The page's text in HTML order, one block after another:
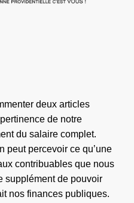
deux articles
de notre
du salaire complet.
peut percevoir ce qu’une
contribuables que nous
supplément de pouvoir
nos finances publiques.